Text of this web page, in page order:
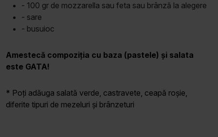
- 100 gr de mozzarella sau feta sau brânză la alegere
- sare
- busuioc
Amestecă compoziția cu baza (pastele) și salata
este GATA!
* Poți adăuga salată verde, castravete, ceapă roșie,
diferite tipuri de mezeluri și brânzeturi